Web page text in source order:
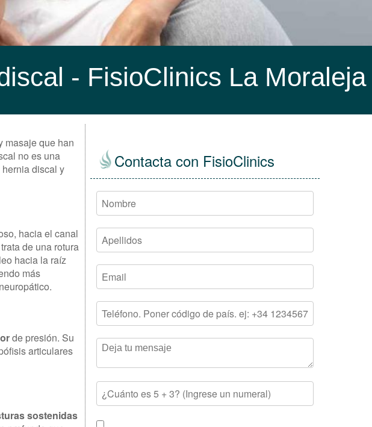
- FisioClinics La Moraleja
masaje que han
no es una
discal y
hacia el canal
de una rotura
hacia la raíz
más
de presión. Su
articulares
sostenidas
Contacta con FisioClinics